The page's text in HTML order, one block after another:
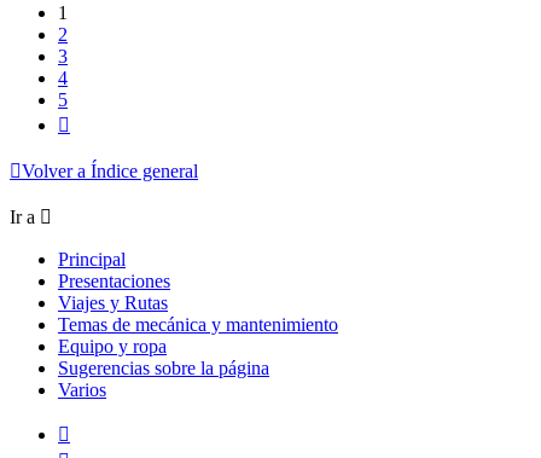
1
2
3
4
5
Volver a Índice general
Ir a
Principal
Presentaciones
Viajes y Rutas
Temas de mecánica y mantenimiento
Equipo y ropa
Sugerencias sobre la página
Varios